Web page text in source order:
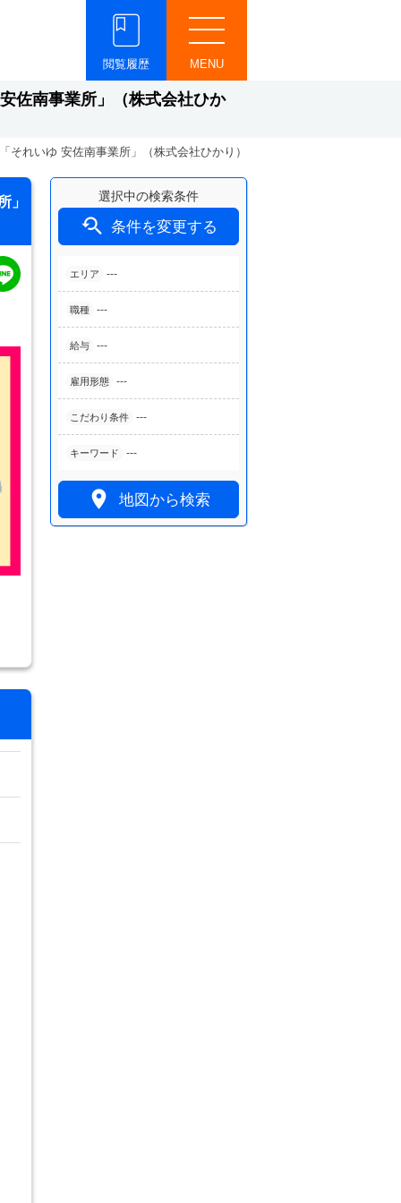
MENU
閲覧履歴
佐南事業所」（株式会社ひか
それいゆ 安佐南事業所」（株式会社ひかり）
選択中の検索条件
 条件を変更する
エリア ---
職種 ---
給与 ---
雇用形態 ---
こだわり条件 ---
キーワード ---
 地図から検索
」